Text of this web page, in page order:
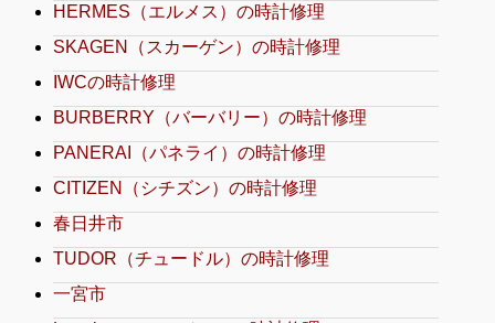
HERMES（エルメス）の時計修理
SKAGEN（スカーゲン）の時計修理
IWCの時計修理
BURBERRY（バーバリー）の時計修理
PANERAI（パネライ）の時計修理
CITIZEN（シチズン）の時計修理
春日井市
TUDOR（チュードル）の時計修理
一宮市